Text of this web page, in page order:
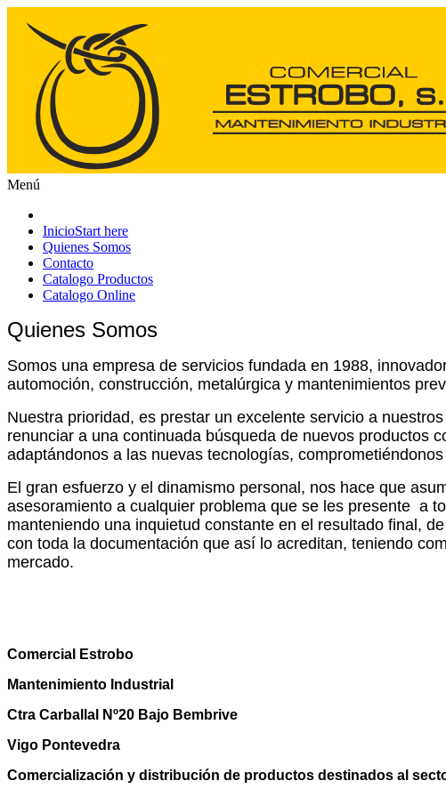
Menú
InicioStart here
Quienes Somos
Contacto
Catalogo Productos
Catalogo Online
Quienes Somos
Somos una empresa de servicios fundada en 1988,
automoción, construcción, metalúrgica y mantenimientos
Nuestra prioridad, es prestar un excelente servicio a
renunciar a una continuada búsqueda de nuevos productos
adaptándonos a las nuevas tecnologías,
El gran esfuerzo y el dinamismo personal, nos hace que
asesoramiento a cualquier problema que se les presente a
manteniendo una inquietud constante en el resultado final,
con toda la documentación que así lo acreditan, teniendo
mercado.
Comercial Estrobo
Mantenimiento Industrial
Ctra Carballal Nº20 Bajo Bembrive
Vigo Pontevedra
Comercialización y distribución de productos destinados al